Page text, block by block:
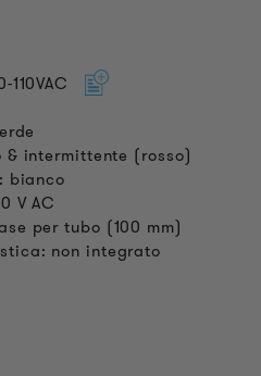
& intermittente (rosso)
bianco
V AC
per tubo (100 mm)
non integrato